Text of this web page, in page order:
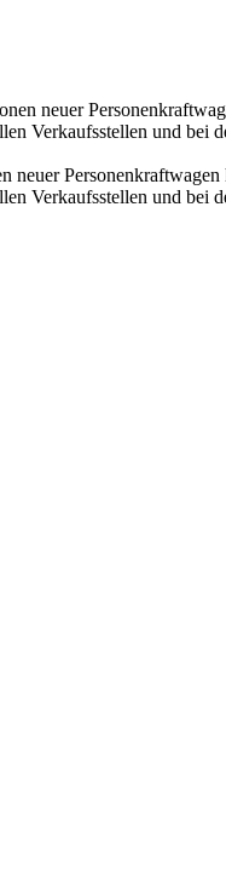
neuer
Verkaufsstellen und bei
Verkaufsstellen und bei